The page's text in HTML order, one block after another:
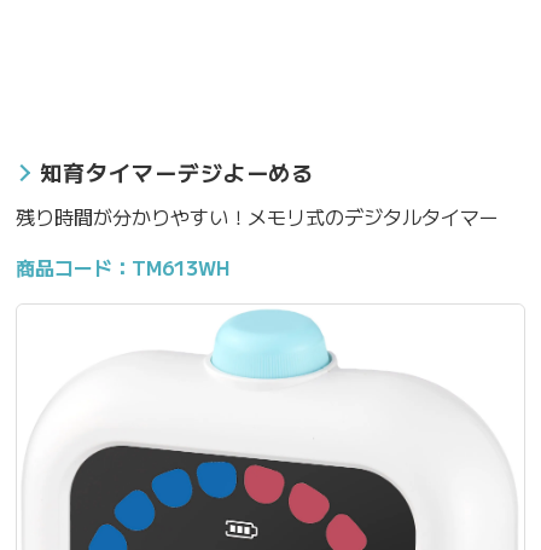
知育タイマーデジよーめる
残り時間が分かりやすい！メモリ式のデジタルタイマー
商品コード：TM613WH